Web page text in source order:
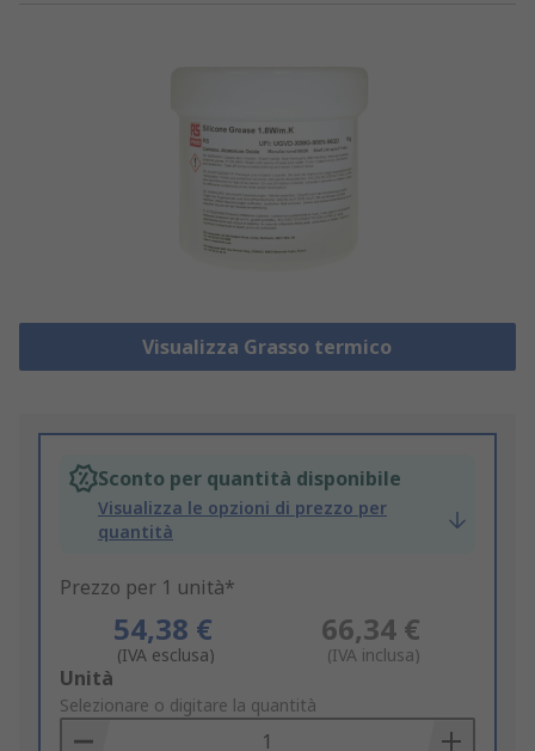
Visualizza Grasso termico
Sconto per quantità disponibile
Visualizza le opzioni di prezzo per
quantità
Prezzo per 1 unità*
54,38 €
(IVA esclusa)
66,34 €
(IVA inclusa)
Add
to
Basket
Unità
Selezionare o digitare la quantità